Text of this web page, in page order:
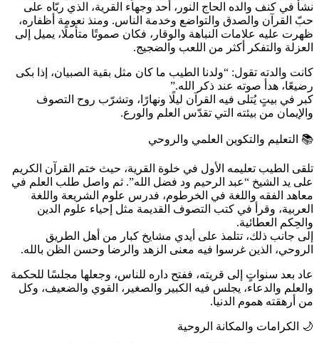
نشأ في كنف والده الحاج النور، أحد وجهاء القرية، الذي ربّاه على
حبّ القرآن والصدق والتواضع وخدمة الناس. ومنذ نعومة أظفاره،
ظهرت عليه علامات النباهة والوقار، فكان صموتًا متأملًا، يميل إلى
العزلة والتفكر أكثر من اللعب والضجيج.
كانت والدته تقول: “ولدنا الطيب ما كان مثل بقية الصبيان، إذا بكى
رضيعًا، هدأ صوته عند ذكر الله.”
كبر في بيتٍ يُتلى فيه القرآن ليلًا ونهارًا، وتشرّب روح التصوف
والإيمان من بيئته التي تقدّس العلم والورع.
📚 التعليم والتكوين العلمي والروحي
تلقى الطيب تعليمه الأول في خلوة القرية، حيث ختم القرآن الكريم
على يد الشيخ “عبد الرحيم ود فضل الله”. ثم واصل طلب العلم في
معاهد الفقه واللغة في الخرطوم، فدرس علوم الشريعة واللغة
العربية، وقرأ في كتب التصوف القديمة مثل إحياء علوم الدين
والحِكم العطائية.
إلى جانب ذلك، تتلمذ على أيدي مشايخ كبار من أهل الطريق
الروحي، الذين غرسوا فيه معنى الزهد والرضا وحسن الظن بالله.
عاد بعد سنواتٍ إلى قريته، ففتح داره للناس، وجعلها مجلسًا للحكمة
والعلم والدعاء، يجلس فيه الكبير والصغير، القوي والضعيف، وكل
من أرهقته هموم الدنيا.
🌙 الكرامات والمكانة الروحية